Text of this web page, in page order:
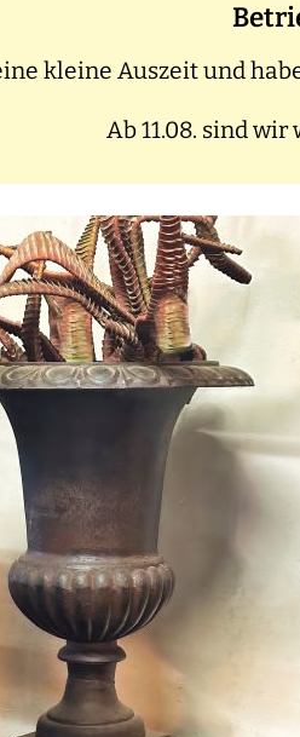
kleine Auszeit und
Ab 11.08. sind